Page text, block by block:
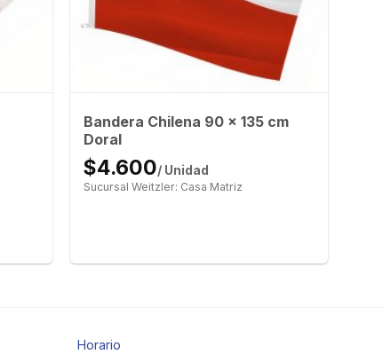
Bandera Chilena 90 x 135 cm
Doral
$4.600/ Unidad
Sucursal Weitzler: Casa Matriz
Horario